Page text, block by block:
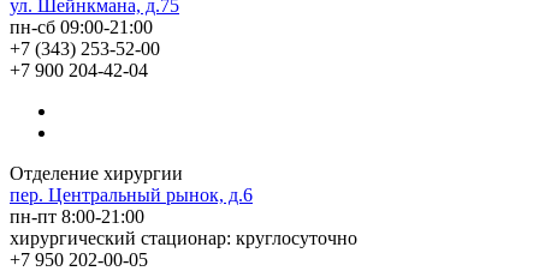
ул. Шейнкмана, д.75
пн-сб 09:00-21:00
+7 (343) 253-52-00
+7 900 204-42-04
Отделение хирургии
пер. Центральный рынок, д.6
пн-пт 8:00-21:00
хирургический стационар: круглосуточно
+7 950 202-00-05